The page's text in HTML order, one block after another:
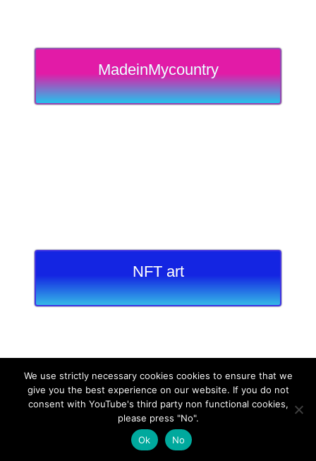
MadeinMycountry
NFT art
We use strictly necessary cookies cookies to ensure that we
give you the best experience on our website. If you do not
consent with YouTube's third party non functional cookies,
please press "No".
Ok
No